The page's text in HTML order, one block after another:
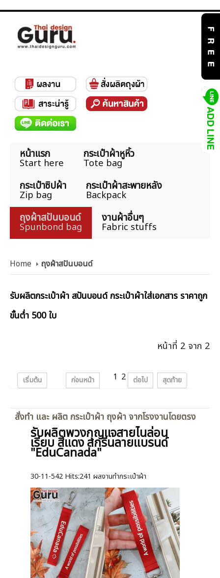
หน้าแรก
Start here
กระเป๋าผ้าหูหิ้ว
Tote bag
กระเป๋าซิปผ้า
Zip bag
กระเป๋าผ้าสะพายหลัง
Backpack
ถุงผ้าสปันบอนด์
Spunbond bag
งานผ้าอื่นๆ
Fabric stuffs
Home ถุงผ้าสปันบอนด์
รับผลิตกระเป๋าผ้า สปันบอนด์ กระเป๋าผ้าใส่เอกสาร ราคาถูก
ขั้นต่ำ 500 ใบ
หน้าที่ 2 จาก 2
เริ่มต้น ก่อนหน้า 1 2 ต่อไป สุดท้าย
สั่งทำ และ ผลิต กระเป๋าผ้า ถุงผ้า จากโรงงานโดยตรง
รับผลิตพวงกุญแจสายไนล่อน
เรียบ สีแดง สกรีนลายแบรนด์
"EduCanada"
30-11-542 Hits:241 ผลงานทำกระเป๋าผ้า